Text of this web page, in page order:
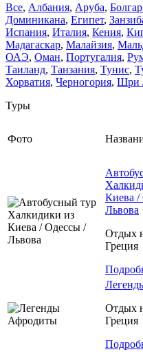
Все, Албания, Аруба,
Доминиканa, Египет,
Испания, Италия, Кения,
Мадагаскар, Малайзия,
ОАЭ, Оман, Португалия,
Таиланд, Танзания, Тунис,
Хорватия, Черногория, Шри
Туры
Фото
Киева /
Львова
Отдых
Греция
Отдых
Греция